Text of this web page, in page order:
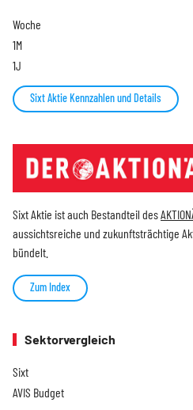
Woche
1M
1J
Sixt Aktie Kennzahlen und Details
Sixt Aktie ist auch Bestandteil des
aussichtsreiche und zukunftsträchtige
bündelt.
Zum Index
Sektorvergleich
Sixt
AVIS Budget